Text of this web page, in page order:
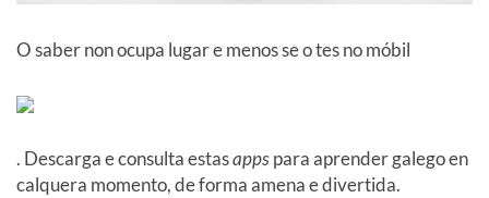
O saber non ocupa lugar e menos se o tes no móbil
. Descarga e consulta estasappspara aprender galego en
calquera momento, de forma amena e divertida.